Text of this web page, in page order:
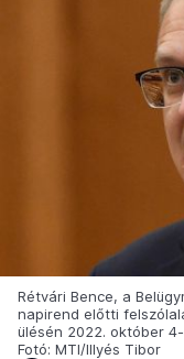
Rétvári Bence, a
napirend előtti
ülésén 2022. október
Fotó: MTI/Illyés Tibor